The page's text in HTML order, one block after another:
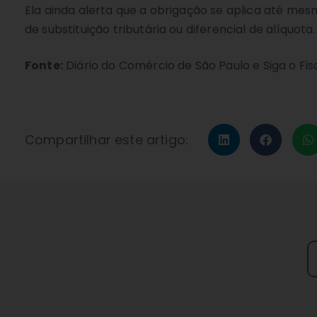
Ela ainda alerta que a obrigação se aplica até
de substituição tributária ou diferencial de
Fonte: Diário do Comércio de São Paulo e Siga o
Compartilhar este artigo: